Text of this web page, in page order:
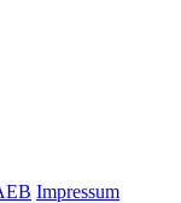
Impressum